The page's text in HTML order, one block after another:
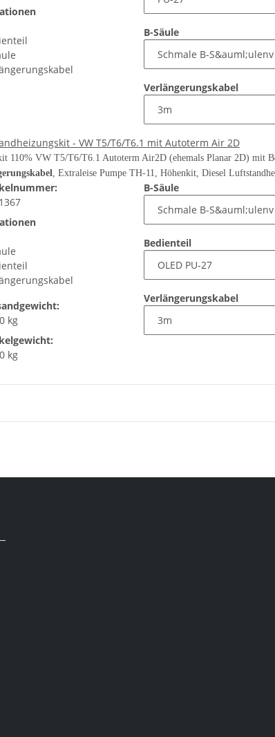
B-Säule
Verlängerungskabel
- VW T5/T6/T6.1 mit Autoterm Air 2D
110% VW T5/T6/T6.1 Autoterm Air2D (ehemals Planar 2D) mit
, Extraleise Pumpe TH-11, Höhenkit, Diesel
kg
kg
B-Säule
Bedienteil
Verlängerungskabel